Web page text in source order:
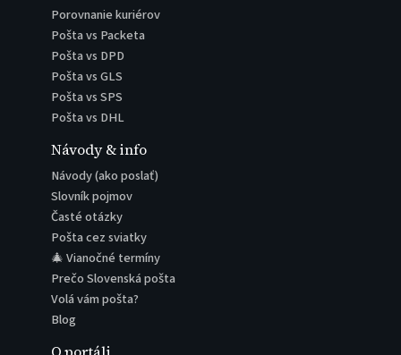
Porovnanie kuriérov
Pošta vs Packeta
Pošta vs DPD
Pošta vs GLS
Pošta vs SPS
Pošta vs DHL
Návody & info
Návody (ako poslať)
Slovník pojmov
Časté otázky
Pošta cez sviatky
🎄 Vianočné termíny
Prečo Slovenská pošta
Volá vám pošta?
Blog